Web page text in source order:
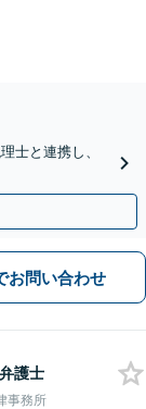
士と連携し、
お問い合わせ
弁護士
事務所